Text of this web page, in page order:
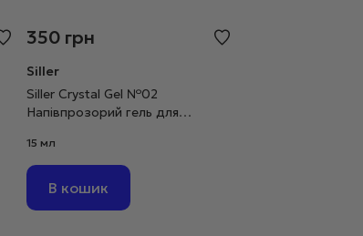
350 грн
Siller
Siller Crystal Gel №02
Напівпрозорий гель для
мл
15 мл
В кошик